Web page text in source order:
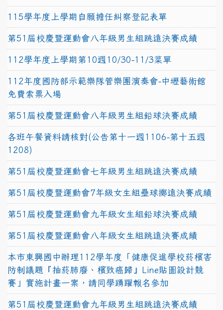
115學年度上學期自願擔任糾察登記表單
第51屆校慶暨運動會八年級男生組跳遠決賽成績
112學年度上學期第10週10/30-11/3菜單
112年度國防部示範樂隊管樂團演奏會-中壢藝術館
免費索票入場
第51屆校慶暨運動會八年級男生組鉛球決賽成績
各班午餐資料請核對(公告第十一週1106-第十五週
1208)
第51屆校慶暨運動會七年級男生組跳遠決賽成績
第51屆校慶暨運動會7年級女生組壘球擲遠決賽成績
第51屆校慶暨運動會九年級女生組鉛球決賽成績
第51屆校慶暨運動會八年級女生組跳遠決賽成績
本市東興國中辦理112學年度「健康促進學校菸檳害
防制議題『抽菸肺廢、檳致癌歸』Line貼圖設計競
賽」實施計畫一案，請同學踴躍報名參加
第51屆校慶暨運動會九年級男生組跳遠決賽成績